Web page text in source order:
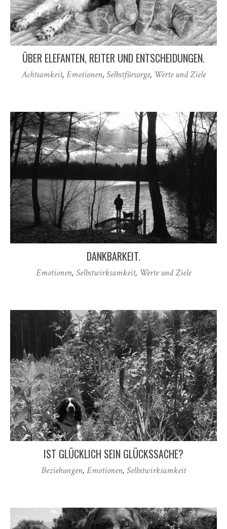
ÜBER ELEFANTEN, REITER UND ENTSCHEIDUNGEN.
Achtsamkeit, Emotionen, Selbstfürsorge, Werte und Ziele
DANKBARKEIT.
Emotionen, Selbstwirksamkeit, Werte und Ziele
IST GLÜCKLICH SEIN GLÜCKSSACHE?
Beziehungen, Emotionen, Selbstwirksamkeit